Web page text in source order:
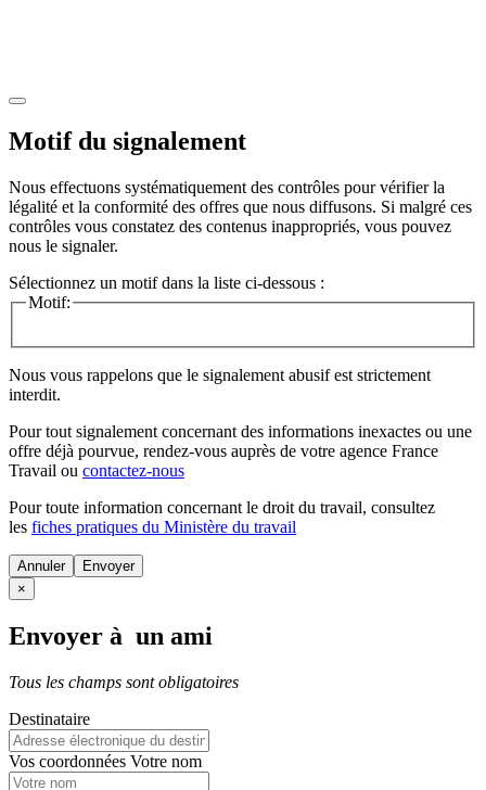
Motif du signalement
Nous effectuons systématiquement des contrôles pour vérifier la
légalité et la conformité des offres que nous diffusons. Si malgré ces
contrôles vous constatez des contenus inappropriés, vous pouvez
nous le signaler.
Sélectionnez un motif dans la liste ci-dessous :
Motif:
Nous vous rappelons que le signalement abusif est strictement
interdit.
Pour tout signalement concernant des informations inexactes ou une
offre déjà pourvue, rendez-vous auprès de votre agence France
Travail ou contactez-nous
Pour toute information concernant le droit du travail, consultez
les fiches pratiques du Ministère du travail
Annuler
×
Envoyer à un ami
Tous les champs sont obligatoires
Destinataire
Vos coordonnées Votre nom